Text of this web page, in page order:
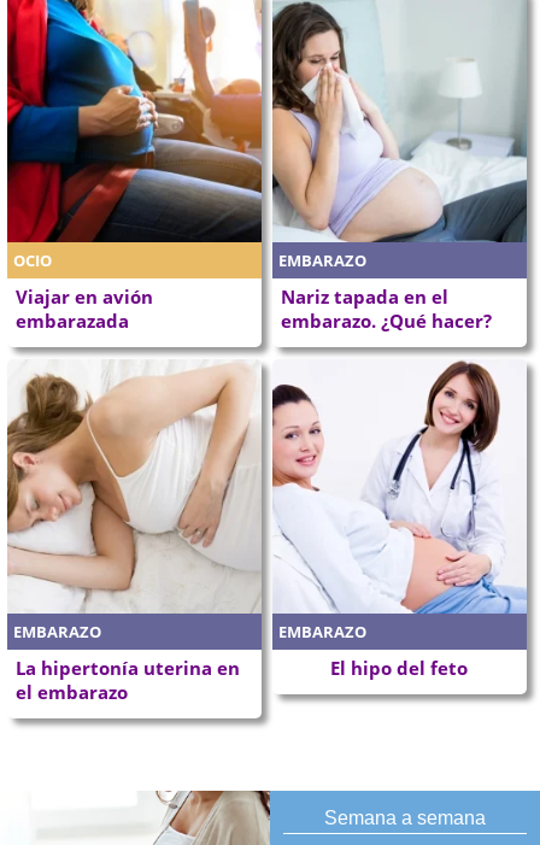
OCIO
Viajar en avión
embarazada
EMBARAZO
Nariz tapada en el
embarazo. ¿Qué hacer?
EMBARAZO
La hipertonía uterina en
el embarazo
EMBARAZO
El hipo del feto
Semana a semana